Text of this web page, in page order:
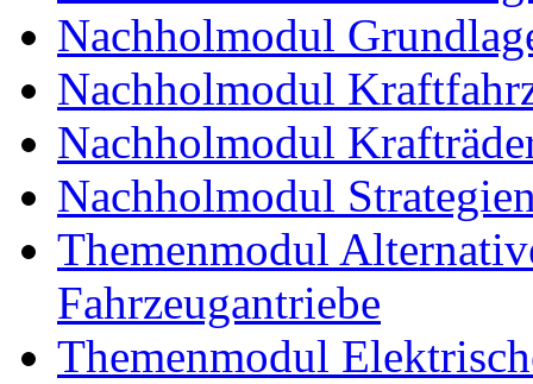
Nachholmodul
Nachholmodul
Nachholmodul
Nachholmodul
Themenmodul
Fahrzeugantriebe
Themenmodul